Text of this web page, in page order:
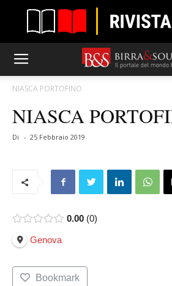
NIASCA PORTOFINO
NIASCA
Di - 25 Febbraio 2019
0.00 0
Genova
Bookmark